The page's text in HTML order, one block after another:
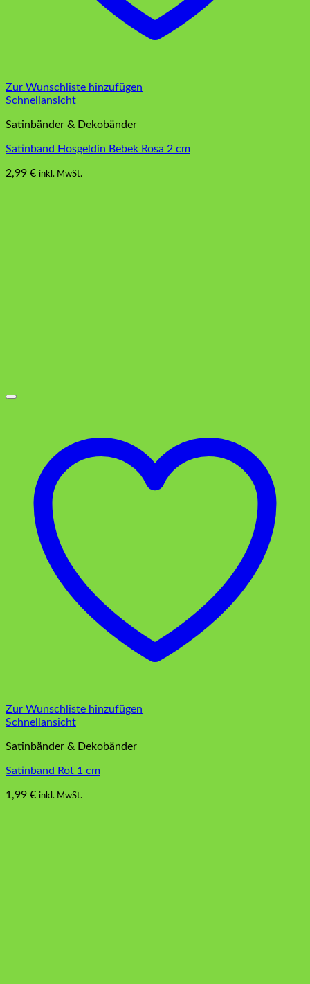
Zur Wunschliste hinzufügen
Schnellansicht
Satinbänder & Dekobänder
Satinband Hosgeldin Bebek Rosa 2 cm
2,99 € inkl. MwSt.
Zur Wunschliste hinzufügen
Schnellansicht
Satinbänder & Dekobänder
Satinband Rot 1 cm
1,99 € inkl. MwSt.